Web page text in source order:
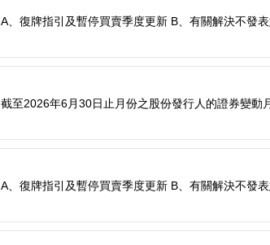
A、復牌指引及暫停買賣季度更新 B、有關解決不發
截至2026年6月30日止月份之股份發行人的證券變動
A、復牌指引及暫停買賣季度更新 B、有關解決不發